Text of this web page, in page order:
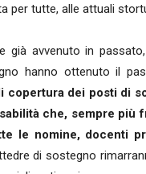
per tutte, alle attuali
già avvenuto in
hanno ottenuto il
copertura dei posti di
che, sempre più
le nomine, docenti
di sostegno